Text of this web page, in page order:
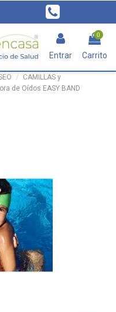
Entrar
0
Carrito
CAMILLAS y
de Oídos EASY BAND